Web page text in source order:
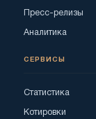
Пресс-релизы
Аналитика
СЕРВИСЫ
Статистика
Котировки